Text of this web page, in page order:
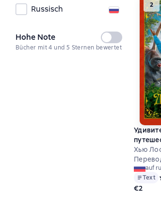
Russisch
Hohe Note
Nicht
ausgewählt
Bücher mit 4 und 5 Sternen bewertet
2
Хью
auf
Text
€2